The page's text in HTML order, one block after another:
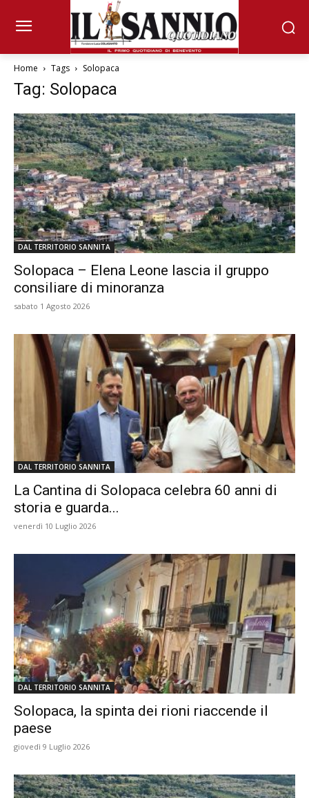
Home Tags Solopaca
Tag: Solopaca
DAL TERRITORIO SANNITA
Solopaca – Elena Leone lascia il gruppo
consiliare di minoranza
sabato 1 Agosto 2026
DAL TERRITORIO SANNITA
La Cantina di Solopaca celebra 60 anni di
storia e guarda...
venerdì 10 Luglio 2026
DAL TERRITORIO SANNITA
Solopaca, la spinta dei rioni riaccende il
paese
giovedì 9 Luglio 2026